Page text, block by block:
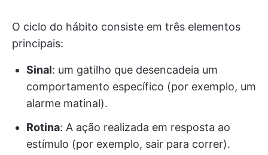
O ciclo do hábito consiste em três elementos
principais:
Sinal: um gatilho que desencadeia um
comportamento específico (por exemplo, um
alarme matinal).
Rotina: A ação realizada em resposta ao
estímulo (por exemplo, sair para correr).